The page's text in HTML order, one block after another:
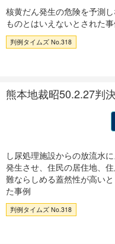
核黄だん発生の危険を予測
ものとはいえないとされた
判例タイムズ No.318
熊本地裁昭50.2.27判
し尿処理施設からの放流水
発生させ、住民の居住地、
難ならしめる蓋然性が高い
た事例
判例タイムズ No.318